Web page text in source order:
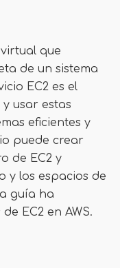
que
de un sistema
EC2 es el
usar estas
eficientes y
puede crear
de EC2 y
y los espacios de
guía ha
EC2 en AWS.